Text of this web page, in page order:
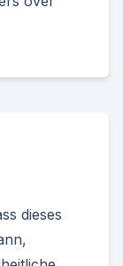
dieses